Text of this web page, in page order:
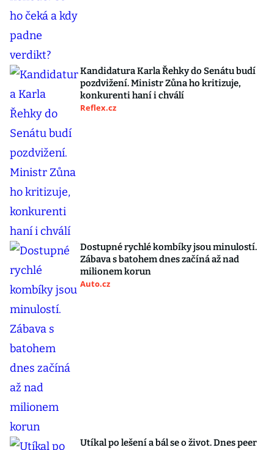
Kandidatura Karla Řehky do Senátu budí
pozdvižení. Ministr Zůna ho kritizuje,
konkurenti haní i chválí
Reflex.cz
Dostupné rychlé kombíky jsou minulostí.
Zábava s batohem dnes začíná až nad
milionem korun
Auto.cz
Utíkal po lešení a bál se o život. Dnes peer